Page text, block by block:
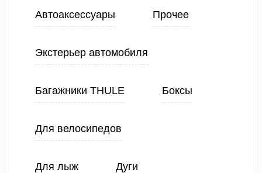
Автоаксессуары Прочее
Экстерьер автомобиля
Багажники THULE Боксы
Для велосипедов
Для лыж Дуги